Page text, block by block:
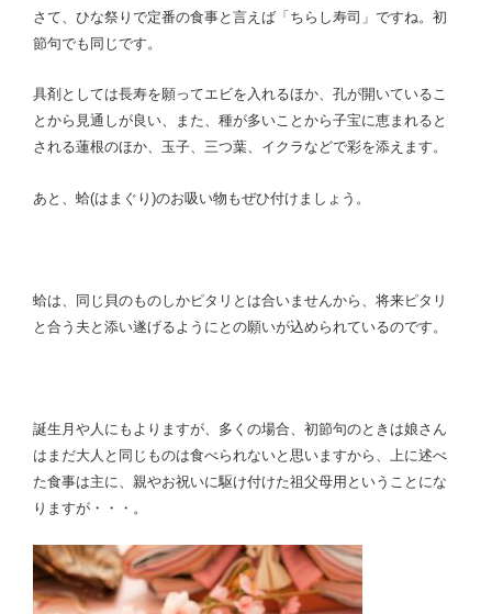
さて、ひな祭りで定番の食事と言えば「ちらし寿司」ですね。初
節句でも同じです。
具剤としては長寿を願ってエビを入れるほか、孔が開いているこ
とから見通しが良い、また、種が多いことから子宝に恵まれると
される蓮根のほか、玉子、三つ葉、イクラなどで彩を添えます。
あと、蛤(はまぐり)のお吸い物もぜひ付けましょう。
蛤は、同じ貝のものしかピタリとは合いませんから、将来ピタリ
と合う夫と添い遂げるようにとの願いが込められているのです。
誕生月や人にもよりますが、多くの場合、初節句のときは娘さん
はまだ大人と同じものは食べられないと思いますから、上に述べ
た食事は主に、親やお祝いに駆け付けた祖父母用ということにな
りますが・・・。